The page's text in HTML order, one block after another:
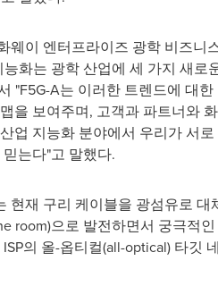
웨이 엔터프라이즈 광학 비즈니
화는 광학 산업에 세 가지 새로
"F5G-A는 이러한 트렌드에 대한
을 보여주며, 고객과 파트너와
업 지능화 분야에서 우리가 서로
는다"고 말했다.
현재 구리 케이블을 광섬유로
room)으로 발전하면서 궁극적
의 올-옵티컬(all-optical) 타깃